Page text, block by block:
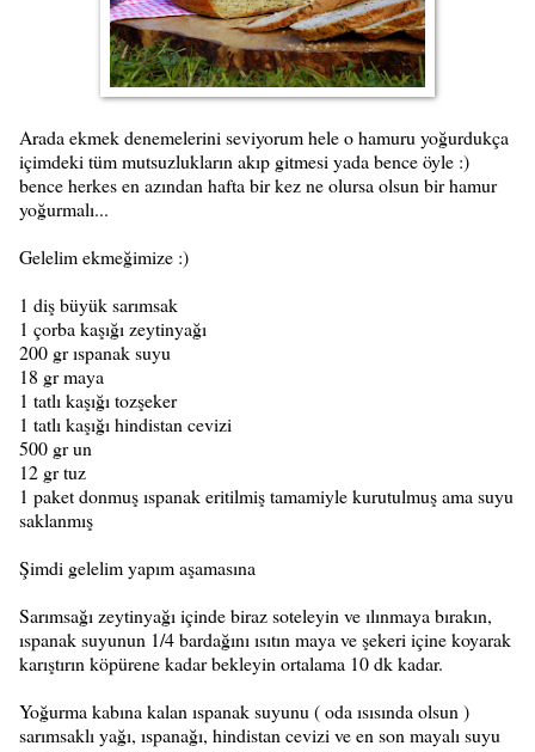
Arada ekmek denemelerini seviyorum hele o hamuru yoğurdukça
içimdeki tüm mutsuzlukların akıp gitmesi yada bence öyle :)
bence herkes en azından hafta bir kez ne olursa olsun bir hamur
yoğurmalı...
Gelelim ekmeğimize :)
1 diş büyük sarımsak
1 çorba kaşığı zeytinyağı
200 gr ıspanak suyu
18 gr maya
1 tatlı kaşığı tozşeker
1 tatlı kaşığı hindistan cevizi
500 gr un
12 gr tuz
1 paket donmuş ıspanak eritilmiş tamamiyle kurutulmuş ama suyu
saklanmış
Şimdi gelelim yapım aşamasına
Sarımsağı zeytinyağı içinde biraz soteleyin ve ılınmaya bırakın,
ıspanak suyunun 1/4 bardağını ısıtın maya ve şekeri içine koyarak
karıştırın köpürene kadar bekleyin ortalama 10 dk kadar.
Yoğurma kabına kalan ıspanak suyunu ( oda ısısında olsun )
sarımsaklı yağı, ıspanağı, hindistan cevizi ve en son mayalı suyu